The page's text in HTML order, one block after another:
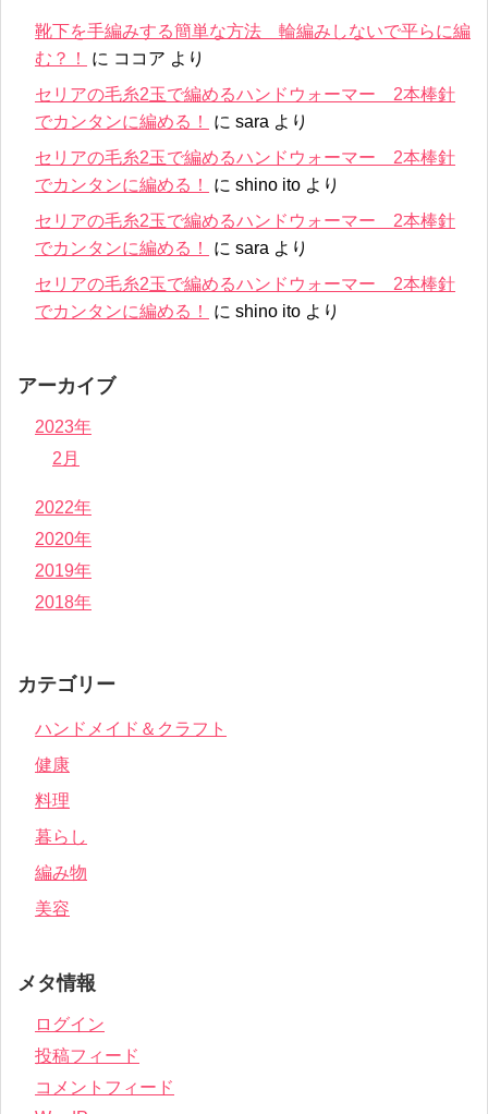
靴下を手編みする簡単な方法 輪編みしないで平らに編
む？！
に ココア より
セリアの毛糸2玉で編めるハンドウォーマー 2本棒針
でカンタンに編める！
に sara より
セリアの毛糸2玉で編めるハンドウォーマー 2本棒針
でカンタンに編める！
に shino ito より
セリアの毛糸2玉で編めるハンドウォーマー 2本棒針
でカンタンに編める！
に sara より
セリアの毛糸2玉で編めるハンドウォーマー 2本棒針
でカンタンに編める！
に shino ito より
アーカイブ
2023年
2月
2022年
2020年
2019年
2018年
カテゴリー
ハンドメイド＆クラフト
健康
料理
暮らし
編み物
美容
メタ情報
ログイン
投稿フィード
コメントフィード